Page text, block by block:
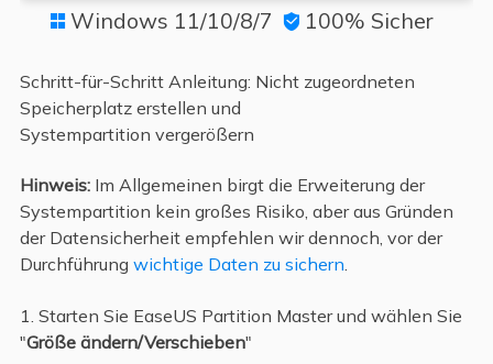
 Windows 11/10/8/7  100% Sicher
Schritt-für-Schritt Anleitung: Nicht zugeordneten
Speicherplatz erstellen und
Systempartition vergerößern
Hinweis:Im Allgemeinen birgt die Erweiterung der
Systempartition kein großes Risiko, aber aus Gründen
der Datensicherheit empfehlen wir dennoch, vor der
Durchführung wichtige Daten zu sichern.
1. Starten Sie EaseUS Partition Master und wählen Sie
"Größe ändern/Verschieben"